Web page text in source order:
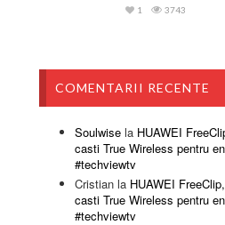
3743
1
COMENTARII RECENTE
Soulwise la HUAWEI
casti True Wireless pentru
#techviewtv
Cristian la HUAWEI
casti True Wireless pentru
#techviewtv